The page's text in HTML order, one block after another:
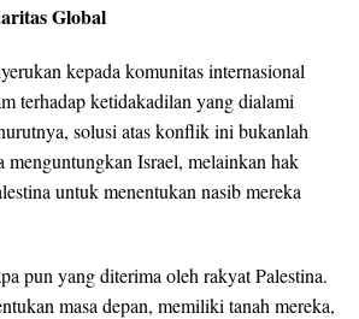
Global
kepada komunitas internasional
terhadap ketidakadilan yang dialami
solusi atas konflik ini bukanlah
menguntungkan Israel, melainkan hak
untuk menentukan nasib mereka
pun yang diterima oleh rakyat Palestina.
masa depan, memiliki tanah mereka,